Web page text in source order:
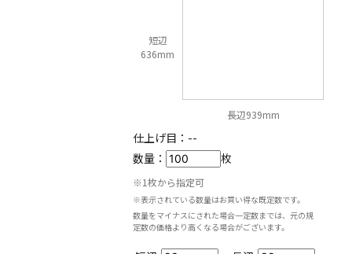
短辺
636mm
長辺939mm
仕上げ目： --
数量：
枚
※1枚から指定可
※表示されている数量はお買い得な既定数です。
数量をマイナスにされた場合一定数までは、元の規
定数の価格より高くなる場合がございます。